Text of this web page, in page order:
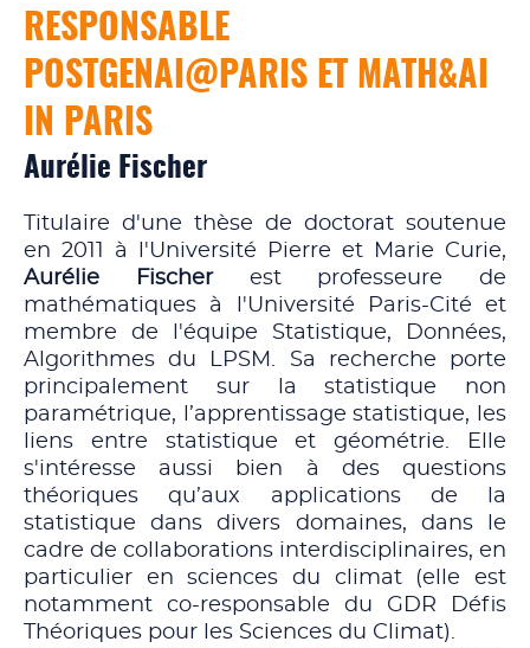
Aurélie Fischer
RESPONSABLE
POSTGENAI@PARIS ET MATH&AI
IN PARIS
Titulaire d'une thèse de doctorat soutenue
en 2011 à l'Université Pierre et Marie Curie,
Aurélie Fischerest professeure de
mathématiques à l'Université Paris-Cité et
membre de l'équipe Statistique, Données,
Algorithmes du LPSM. Sa recherche porte
principalement sur la statistique non
paramétrique, l’apprentissage statistique, les
liens entre statistique et géométrie. Elle
s'intéresse aussi bien à des questions
théoriques qu’aux applications de la
statistique dans divers domaines, dans le
cadre de collaborations interdisciplinaires, en
particulier en sciences du climat (elle est
notamment co-responsable du GDR Défis
Théoriques pour les Sciences du Climat).